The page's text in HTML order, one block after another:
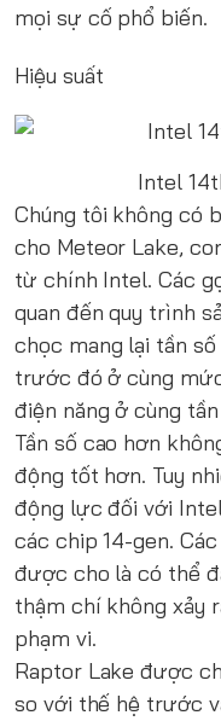
mọi sự cố phổ biến.
Hiệu suất
Intel
Chúng tôi không có
cho Meteor Lake,
từ chính Intel. Các
quan đến quy trình
chọc mang lại tần
trước đó ở cùng
điện năng ở cùng
Tần số cao hơn
động tốt hơn. Tuy
động lực đối với
các chip 14-gen.
được cho là có thể
thậm chí không xảy
phạm vi.
Raptor Lake được
so với thế hệ trước